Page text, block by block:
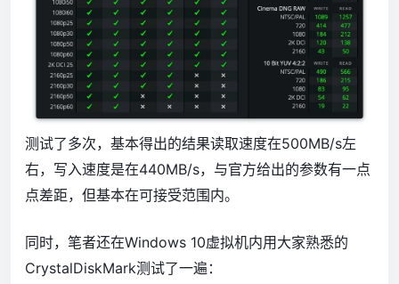
测试了多次，基本得出的结果读取速度在500MB/s左
右，写入速度是在440MB/s，与官方给出的参数有一点
点差距，但基本在可接受范围内。
同时，笔者还在Windows 10虚拟机内用大家熟悉的
CrystalDiskMark测试了一遍：